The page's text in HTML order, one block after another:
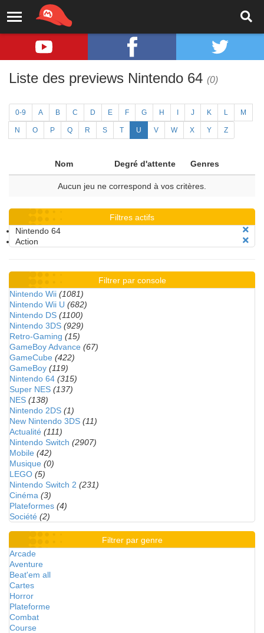
Liste des previews Nintendo 64 (0)
0-9 A B C D E F G H J K L M
N O P Q R S T U V W X Y Z
Nom Degré d'attente Genres
Aucun jeu ne correspond à vos critères.
Filtres actifs
Nintendo 64
Action
Filtrer par console
Nintendo Wii (1081)
Nintendo Wii U (682)
Nintendo DS (1100)
Nintendo 3DS (929)
Retro-Gaming (15)
GameBoy Advance (67)
GameCube (422)
GameBoy (119)
Nintendo 64 (315)
Super NES (137)
NES (138)
Nintendo 2DS (1)
New Nintendo 3DS (11)
Actualité (111)
Nintendo Switch (2907)
Mobile (42)
Musique (0)
LEGO (5)
Nintendo Switch 2 (231)
Cinéma (3)
Plateformes (4)
Société (2)
Filtrer par genre
Arcade
Aventure
Beat'em all
Cartes
Horror
Plateforme
Combat
Course